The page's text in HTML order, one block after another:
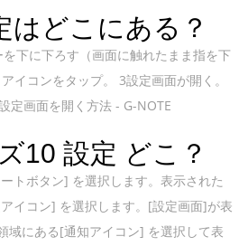
はどこにある？
下に下ろす（画面に触れたまま指を下
イコンをタップ。 3設定画面が開く。
画面を開く方法 - G-NOTE
10 設定 どこ？
トボタン] を選択します。表示された
イコン] を選択します。[設定画面]が表
域にある[通知アイコン] を選択して表